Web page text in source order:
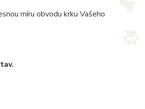
míru obvodu krku Vašeho